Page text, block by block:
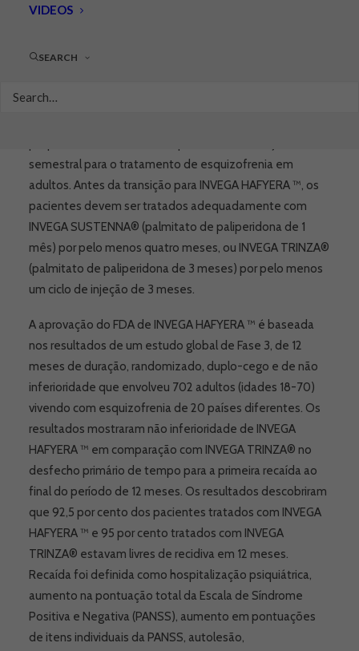
VIDEOS
SEARCH
DEZEMBRO 16, 2021
A Janssen Pharmaceutical, braço farmacêutico da Johnson
equivalente a ANVISA, aprovou o antipsicótico atípico de
semestral para o tratamento de esquizofrenia em
adultos. Antes da transição para INVEGA HAFYERA ™, os
pacientes devem ser tratados adequadamente com
INVEGA SUSTENNA® (palmitato de paliperidona de 1
mês) por pelo menos quatro meses, ou INVEGA TRINZA®
(palmitato de paliperidona de 3 meses) por pelo menos
um ciclo de injeção de 3 meses.
A aprovação do FDA de INVEGA HAFYERA ™ é baseada
nos resultados de um estudo global de Fase 3, de 12
meses de duração, randomizado, duplo-cego e de não
inferioridade que envolveu 702 adultos (idades 18-70)
vivendo com esquizofrenia de 20 países diferentes. Os
resultados mostraram não inferioridade de INVEGA
HAFYERA ™ em comparação com INVEGA TRINZA® no
desfecho primário de tempo para a primeira recaída ao
final do período de 12 meses. Os resultados descobriram
que 92,5 por cento dos pacientes tratados com INVEGA
HAFYERA ™ e 95 por cento tratados com INVEGA
TRINZA® estavam livres de recidiva em 12 meses.
Recaída foi definida como hospitalização psiquiátrica,
aumento na pontuação total da Escala de Síndrome
Positiva e Negativa (PANSS), aumento em pontuações
de itens individuais da PANSS, autolesão,